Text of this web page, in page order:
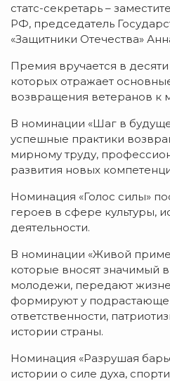
статс-секретарь –
РФ, председатель
«Защитники Отечества»
Премия вручается в
которых отражает
возвращения ветеранов к
В номинации «Шаг в
успешные практики
мирному труду,
развития новых
Номинация «Голос силы»
героев в сфере культуры,
деятельности.
В номинации «Живой
которые вносят значимый
молодежи, передают
формируют у
ответственности,
истории страны.
Номинация «Разрушая
истории о силе духа,